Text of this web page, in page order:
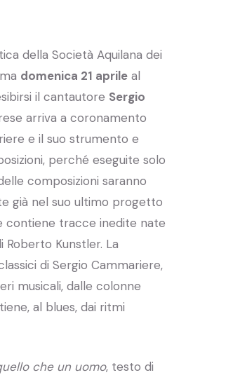
della Società Aquilana dei
domenica 21 aprile al
il cantautore Sergio
arriva a coronamento
e il suo strumento e
perché eseguite solo
composizioni saranno
già nel suo ultimo progetto
contiene tracce inedite nate
Kunstler. La
di Sergio Cammariere,
musicali, dalle colonne
al blues, dai ritmi
che un uomo, testo di